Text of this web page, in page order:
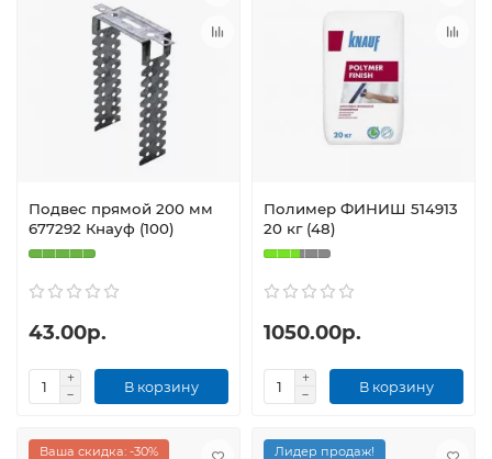
Подвес прямой 200 мм
677292 Кнауф (100)
43.00р.
В корзину
Полимер ФИНИШ 514913
20 кг (48)
1050.00р.
В корзину
Ваша скидка: -30% Лидер продаж!